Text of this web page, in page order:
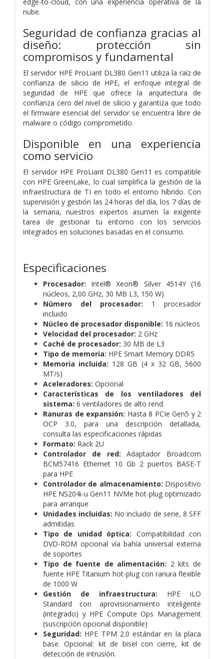
nube.
Seguridad de confianza gracias al
diseño: protección sin
compromisos y fundamental
El servidor HPE ProLiant DL380 Gen11 utiliza la raíz de
confianza de silicio de HPE, el enfoque integral de
seguridad de HPE que ofrece la arquitectura de
confianza cero del nivel de silicio y garantiza que todo
el firmware esencial del servidor se encuentra libre de
malware o código comprometido.
Disponible en una experiencia
como servicio
El servidor HPE ProLiant DL380 Gen11 es compatible
con HPE GreenLake, lo cual simplifica la gestión de la
infraestructura de TI en todo el entorno híbrido. Con
supervisión y gestión las 24 horas del día, los 7 días de
la semana, nuestros expertos asumen la exigente
tarea de gestionar tu entorno con los servicios
integrados en soluciones basadas en el consumo.
Especificaciones
Procesador: Intel® Xeon® Silver 4514Y (16
núcleos, 2,00 GHz, 30 MB L3, 150 W)
Número del procesador: 1 procesador
incluido
Núcleo de procesador disponible: 16 núcleos
Velocidad del procesador: 2 GHz
Caché de procesador: 30 MB de L3
Tipo de memoria: HPE Smart Memory DDR5
Memoria incluida: 128 GB (4 x 32 GB, 5600
MT/s)
Aceleradores: Opcional
Características de los ventiladores del
sistema: 6 ventiladores de alto rend.
Ranuras de expansión: Hasta 8 PCIe Gen5 y 2
OCP 3.0, para una descripción detallada,
consulta las especificaciones rápidas
Formato: Rack 2U
Controlador de red: Adaptador Broadcom
BCM57416 Ethernet 10 Gb 2 puertos BASE-T
para HPE
Controlador de almacenamiento: Dispositivo
HPE NS204i-u Gen11 NVMe hot-plug optimizado
para arranque
Unidades incluidas: No incluido de serie, 8 SFF
admitidas
Tipo de unidad óptica: Compatibilidad con
DVD-ROM opcional vía bahía universal externa
de soportes
Tipo de fuente de alimentación: 2 kits de
fuente HPE Titanium hot-plug con ranura flexible
de 1000 W
Gestión de infraestructura: HPE iLO
Standard con aprovisionamiento inteligente
(integrado) y HPE Compute Ops Management
(suscripción opcional disponible)
Seguridad: HPE TPM 2.0 estándar en la placa
base. Opcional: kit de bisel con cierre, kit de
detección de intrusión.